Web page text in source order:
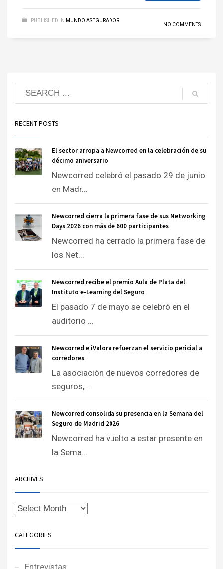
PUBLISHED IN MUNDO ASEGURADOR
NO COMMENTS
RECENT POSTS
El sector arropa a Newcorred en la celebración de su
décimo aniversario
Newcorred celebró el pasado 29 de junio
en Madr...
Newcorred cierra la primera fase de sus Networking
Days 2026 con más de 600 participantes
Newcorred ha cerrado la primera fase de
los Net...
Newcorred recibe el premio Aula de Plata del
Instituto e-Learning del Seguro
El pasado 7 de mayo se celebró en el
auditorio ...
Newcorred e iValora refuerzan el servicio pericial a
corredores
La asociación de nuevos corredores de
seguros, ...
Newcorred consolida su presencia en la Semana del
Seguro de Madrid 2026
Newcorred ha vuelto a estar presente en
la Sema...
ARCHIVES
CATEGORIES
Entrevistas